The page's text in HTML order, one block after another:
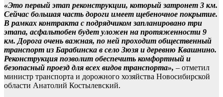
«Это первый этап реконструкции, который затронет 3 км.
Сейчас большая часть дороги имеет щебеночное покрытие.
В рамках контракта с подрядчиком запланировано три
этапа, асфальтобен будет уложен на протяженности 9
км. Дорога очень важная, по ней проходит общественный
транспорт из Барабинска в село Зюзя и деревню Квашнино.
Реконструкция позволит обеспечить комфортный и
безопасный проезд для всех видов транспорта», – отметил
министр транспорта и дорожного хозяйства Новосибирской
области Анатолий Костылевский.